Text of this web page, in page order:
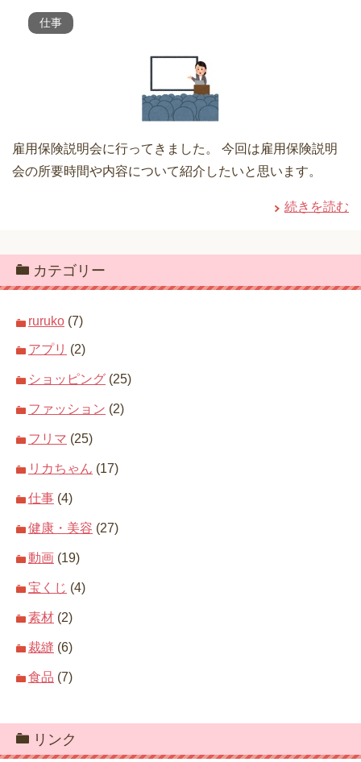
仕事
雇用保険説明会に行ってきました。 今回は雇用保険説明
会の所要時間や内容について紹介したいと思います。
続きを読む
カテゴリー
ruruko (7)
アプリ (2)
ショッピング (25)
ファッション (2)
フリマ (25)
リカちゃん (17)
仕事 (4)
健康・美容 (27)
動画 (19)
宝くじ (4)
素材 (2)
裁縫 (6)
食品 (7)
リンク